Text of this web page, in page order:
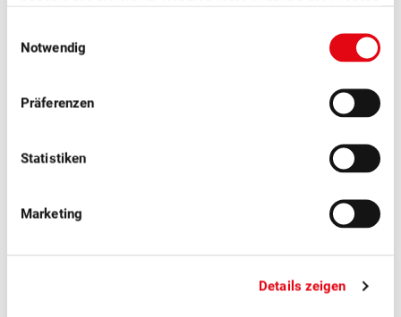
Notwendig
Präferenzen
Statistiken
Marketing
Details zeigen
Am SOV-Netzwerkanlass der Schweizer Mostereien in Sursee
Ende Juni standen der fachliche Austausch, neue Impulse
und die Vernetzung innerhalb der Branche im Zentrum.